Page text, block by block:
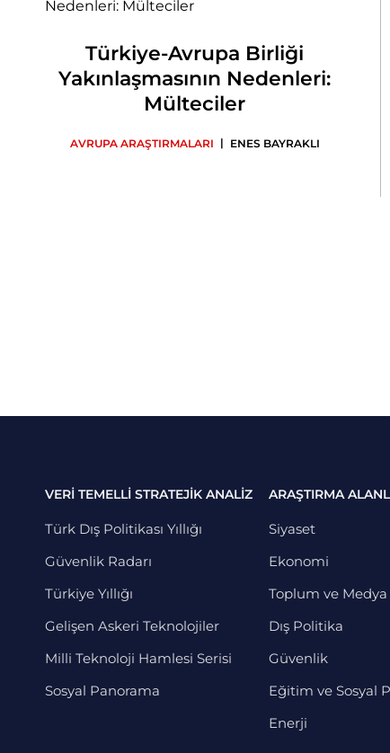
Türkiye-Avrupa Birliği
Yakınlaşmasının Nedenleri:
Mülteciler
AVRUPA ARAŞTIRMALARI | ENES BAYRAKLI
VERİ TEMELLİ STRATEJİK ANALİZ
Türk Dış Politikası Yıllığı
Güvenlik Radarı
Türkiye Yıllığı
Gelişen Askeri Teknolojiler
Milli Teknoloji Hamlesi Serisi
Sosyal Panorama
ARAŞTIRMA
Siyaset
Ekonomi
Toplum ve Medya
Dış Politika
Güvenlik
Eğitim ve Sosyal
Enerji